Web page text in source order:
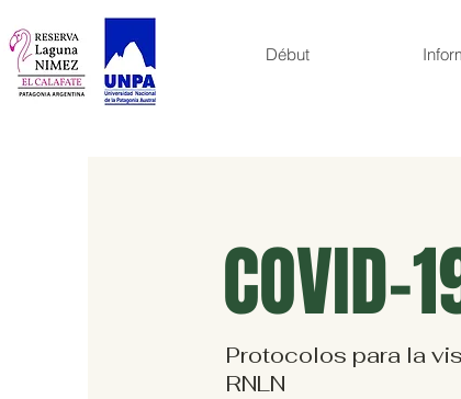
Début
COVID-
Protocolos para la
RNLN